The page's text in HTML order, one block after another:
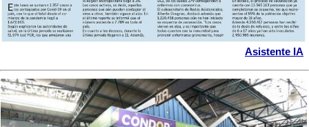
Asistente IA